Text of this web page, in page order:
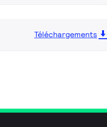
Téléchargements